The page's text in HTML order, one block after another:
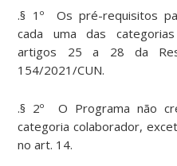
.§ 1º Os pré-requisitos
cada uma das
artigos 25 a 28 da
154/2021/CUN.
.§ 2º O Programa não
categoria colaborador,
no art. 14.